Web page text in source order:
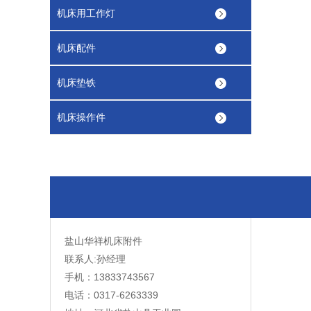
机床用工作灯
机床配件
机床垫铁
机床操作件
盐山华祥机床附件
联系人:孙经理
手机：13833743567
电话：0317-6263339